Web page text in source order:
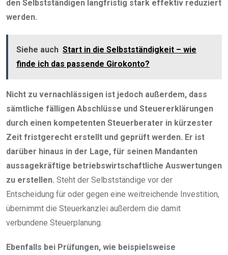
den Selbstständigen langfristig stark effektiv reduziert
werden.
Siehe auch Start in die Selbstständigkeit – wie
finde ich das passende Girokonto?
Nicht zu vernachlässigen ist jedoch außerdem, dass
sämtliche fälligen Abschlüsse und Steuererklärungen
durch einen kompetenten Steuerberater in kürzester
Zeit fristgerecht erstellt und geprüft werden. Er ist
darüber hinaus in der Lage, für seinen Mandanten
aussagekräftige betriebswirtschaftliche Auswertungen
zu erstellen. Steht der Selbstständige vor der
Entscheidung für oder gegen eine weitreichende Investition,
übernimmt die Steuerkanzlei außerdem die damit
verbundene Steuerplanung.
Ebenfalls bei Prüfungen, wie beispielsweise